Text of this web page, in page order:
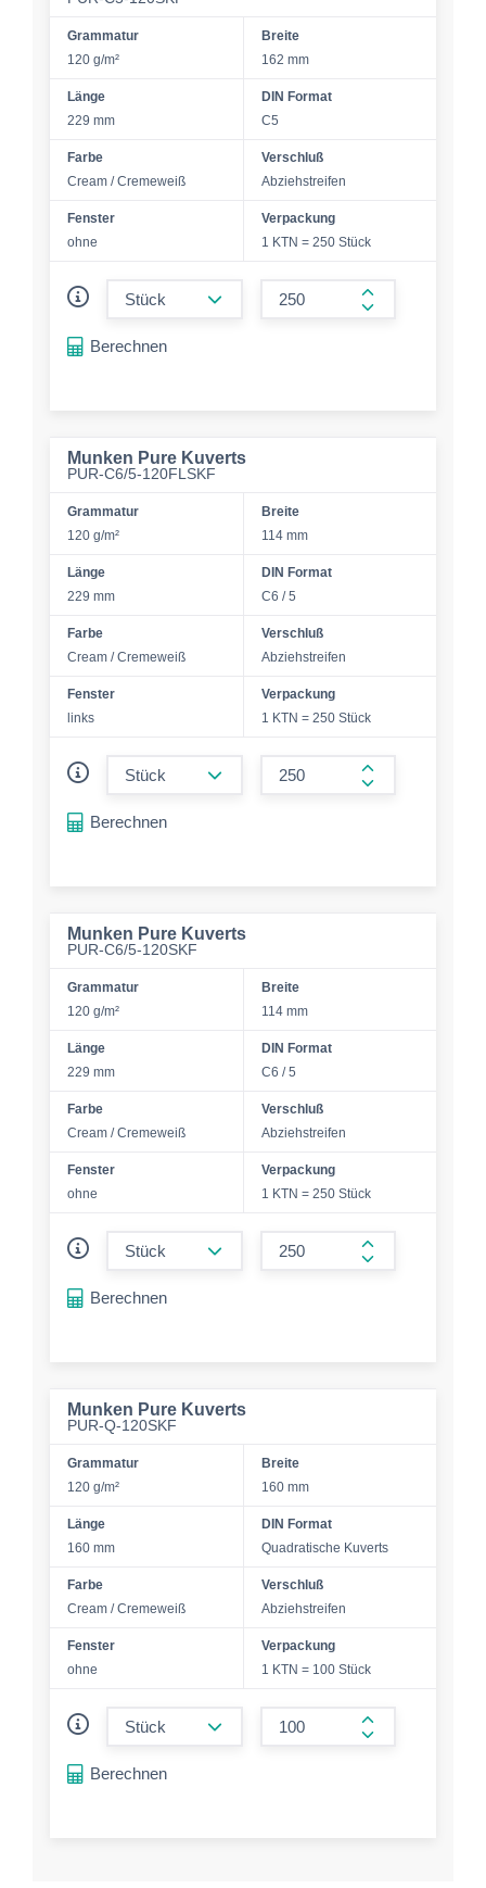
Grammatur
120 g/m²
Breite
162 mm
Länge
229 mm
DIN Format
C5
Farbe
Cream / Cremeweiß
Verschluß
Abziehstreifen
Fenster
ohne
Verpackung
1 KTN = 250 Stück
form.increase-
Berechnen
Munken Pure Kuverts
PUR-C6/5-120FLSKF
Grammatur
120 g/m²
Breite
114 mm
Länge
229 mm
DIN Format
C6 / 5
Farbe
Cream / Cremeweiß
Verschluß
Abziehstreifen
Fenster
links
Verpackung
1 KTN = 250 Stück
form.increase-
Berechnen
Munken Pure Kuverts
PUR-C6/5-120SKF
Grammatur
120 g/m²
Breite
114 mm
Länge
229 mm
DIN Format
C6 / 5
Farbe
Cream / Cremeweiß
Verschluß
Abziehstreifen
Fenster
ohne
Verpackung
1 KTN = 250 Stück
form.increase-
Berechnen
Munken Pure Kuverts
PUR-Q-120SKF
Grammatur
120 g/m²
Breite
160 mm
Länge
160 mm
DIN Format
Quadratische Kuverts
Farbe
Cream / Cremeweiß
Verschluß
Abziehstreifen
Fenster
ohne
Verpackung
1 KTN = 100 Stück
form.increase-
Berechnen